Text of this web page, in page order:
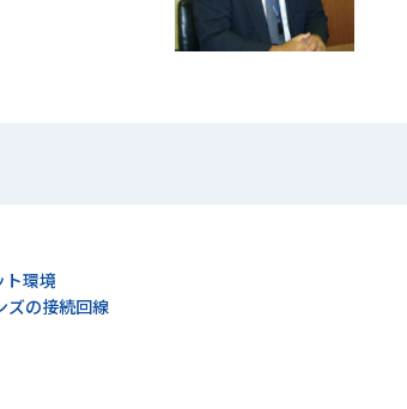
ト環境
ズの接続回線